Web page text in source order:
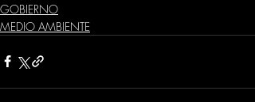
GOBIERNO
MEDIO AMBIENTE